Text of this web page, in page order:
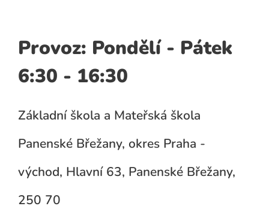
Provoz: Pondělí - Pátek
6:30 - 16:30
Základní škola a Mateřská škola
Panenské Břežany, okres Praha -
východ, Hlavní 63, Panenské Břežany,
250 70